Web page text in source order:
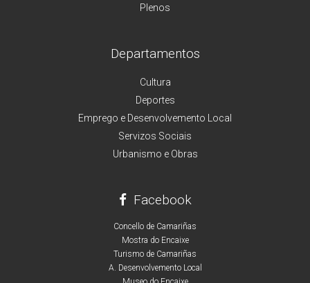
Plenos
Departamentos
Cultura
Deportes
Emprego e Desenvolvemento Local
Servizos Sociais
Urbanismo e Obras
Facebook
Concello de Camariñas
Mostra do Encaixe
Turismo de Camariñas
A. Desenvolvemento Local